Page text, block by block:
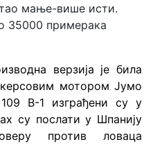
мање-више исти.
35000 примерака
верзија је била
мотором Јумо
B-1 изграђени су у
су послати у Шпанију
против ловаца